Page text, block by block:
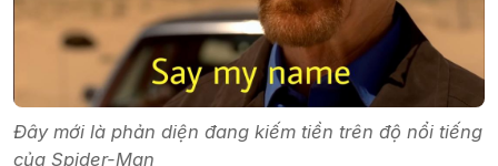
Đây mới là phản diện đang kiếm tiền trên độ nổi tiếng
của Spider-Man